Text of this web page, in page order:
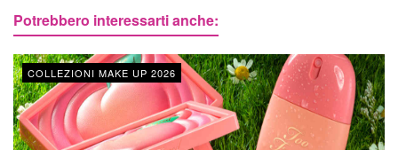
Potrebbero interessarti anche:
COLLEZIONI MAKE UP 2026